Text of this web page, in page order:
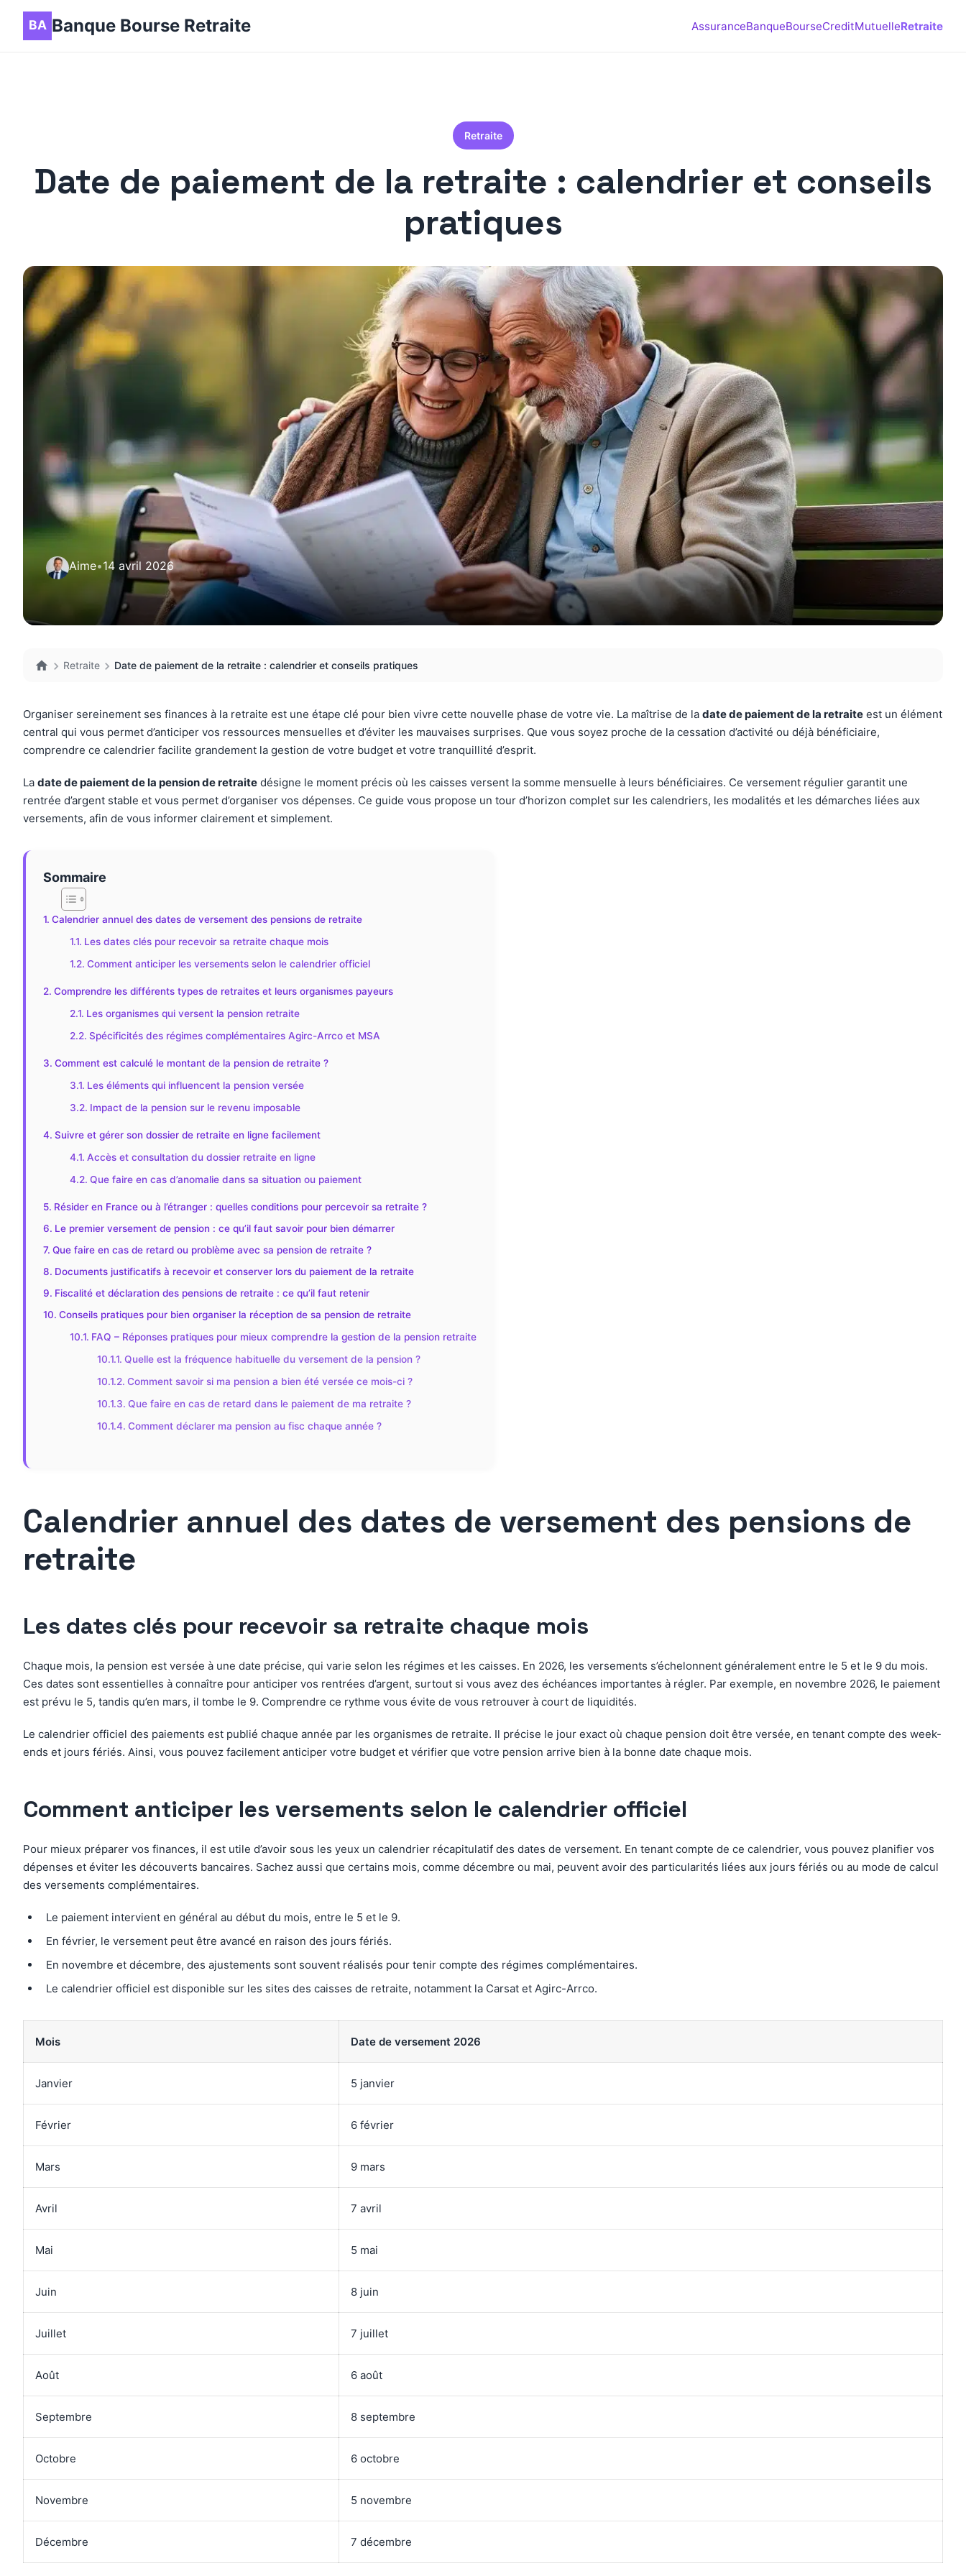
Banque Bourse Retraite AssuranceBanqueBourseCreditMutuelleRetraite
Retraite
Date de paiement de la retraite : calendrier et conseils
pratiques
Aime•14 avril 2026
Retraite Date de paiement de la retraite : calendrier et conseils pratiques
Organiser sereinement ses finances à la retraite est une étape clé pour bien vivre cette nouvelle phase de votre vie. La maîtrise de la date de paiement de la retraite est un élément
central qui vous permet d’anticiper vos ressources mensuelles et d’éviter les mauvaises surprises. Que vous soyez proche de la cessation d’activité ou déjà bénéficiaire,
comprendre ce calendrier facilite grandement la gestion de votre budget et votre tranquillité d’esprit.
La date de paiement de la pension de retraite désigne le moment précis où les caisses versent la somme mensuelle à leurs bénéficiaires. Ce versement régulier garantit une
rentrée d’argent stable et vous permet d’organiser vos dépenses. Ce guide vous propose un tour d’horizon complet sur les calendriers, les modalités et les démarches liées aux
versements, afin de vous informer clairement et simplement.
Sommaire
Calendrier annuel des dates de versement des pensions de retraite
Les dates clés pour recevoir sa retraite chaque mois
Comment anticiper les versements selon le calendrier officiel
Comprendre les différents types de retraites et leurs organismes payeurs
Les organismes qui versent la pension retraite
Spécificités des régimes complémentaires Agirc-Arrco et MSA
Comment est calculé le montant de la pension de retraite ?
Les éléments qui influencent la pension versée
Impact de la pension sur le revenu imposable
Suivre et gérer son dossier de retraite en ligne facilement
Accès et consultation du dossier retraite en ligne
Que faire en cas d’anomalie dans sa situation ou paiement
Résider en France ou à l’étranger : quelles conditions pour percevoir sa retraite ?
Le premier versement de pension : ce qu’il faut savoir pour bien démarrer
Que faire en cas de retard ou problème avec sa pension de retraite ?
Documents justificatifs à recevoir et conserver lors du paiement de la retraite
Fiscalité et déclaration des pensions de retraite : ce qu’il faut retenir
Conseils pratiques pour bien organiser la réception de sa pension de retraite
FAQ – Réponses pratiques pour mieux comprendre la gestion de la pension retraite
Quelle est la fréquence habituelle du versement de la pension ?
Comment savoir si ma pension a bien été versée ce mois-ci ?
Que faire en cas de retard dans le paiement de ma retraite ?
Comment déclarer ma pension au fisc chaque année ?
Calendrier annuel des dates de versement des pensions de
retraite
Les dates clés pour recevoir sa retraite chaque mois
Chaque mois, la pension est versée à une date précise, qui varie selon les régimes et les caisses. En 2026, les versements s’échelonnent généralement entre le 5 et le 9 du mois.
Ces dates sont essentielles à connaître pour anticiper vos rentrées d’argent, surtout si vous avez des échéances importantes à régler. Par exemple, en novembre 2026, le paiement
est prévu le 5, tandis qu’en mars, il tombe le 9. Comprendre ce rythme vous évite de vous retrouver à court de liquidités.
Le calendrier officiel des paiements est publié chaque année par les organismes de retraite. Il précise le jour exact où chaque pension doit être versée, en tenant compte des week-
ends et jours fériés. Ainsi, vous pouvez facilement anticiper votre budget et vérifier que votre pension arrive bien à la bonne date chaque mois.
Comment anticiper les versements selon le calendrier officiel
Pour mieux préparer vos finances, il est utile d’avoir sous les yeux un calendrier récapitulatif des dates de versement. En tenant compte de ce calendrier, vous pouvez planifier vos
dépenses et éviter les découverts bancaires. Sachez aussi que certains mois, comme décembre ou mai, peuvent avoir des particularités liées aux jours fériés ou au mode de calcul
des versements complémentaires.
Le paiement intervient en général au début du mois, entre le 5 et le 9.
En février, le versement peut être avancé en raison des jours fériés.
En novembre et décembre, des ajustements sont souvent réalisés pour tenir compte des régimes complémentaires.
Le calendrier officiel est disponible sur les sites des caisses de retraite, notamment la Carsat et Agirc-Arrco.
Mois Date de versement 2026
Janvier 5 janvier
Février 6 février
Mars 9 mars
Avril 7 avril
Mai 5 mai
Juin 8 juin
Juillet 7 juillet
Août 6 août
Septembre 8 septembre
Octobre 6 octobre
Novembre 5 novembre
Décembre 7 décembre